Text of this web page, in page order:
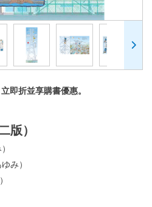
即折並享購書優惠。
版）
み）